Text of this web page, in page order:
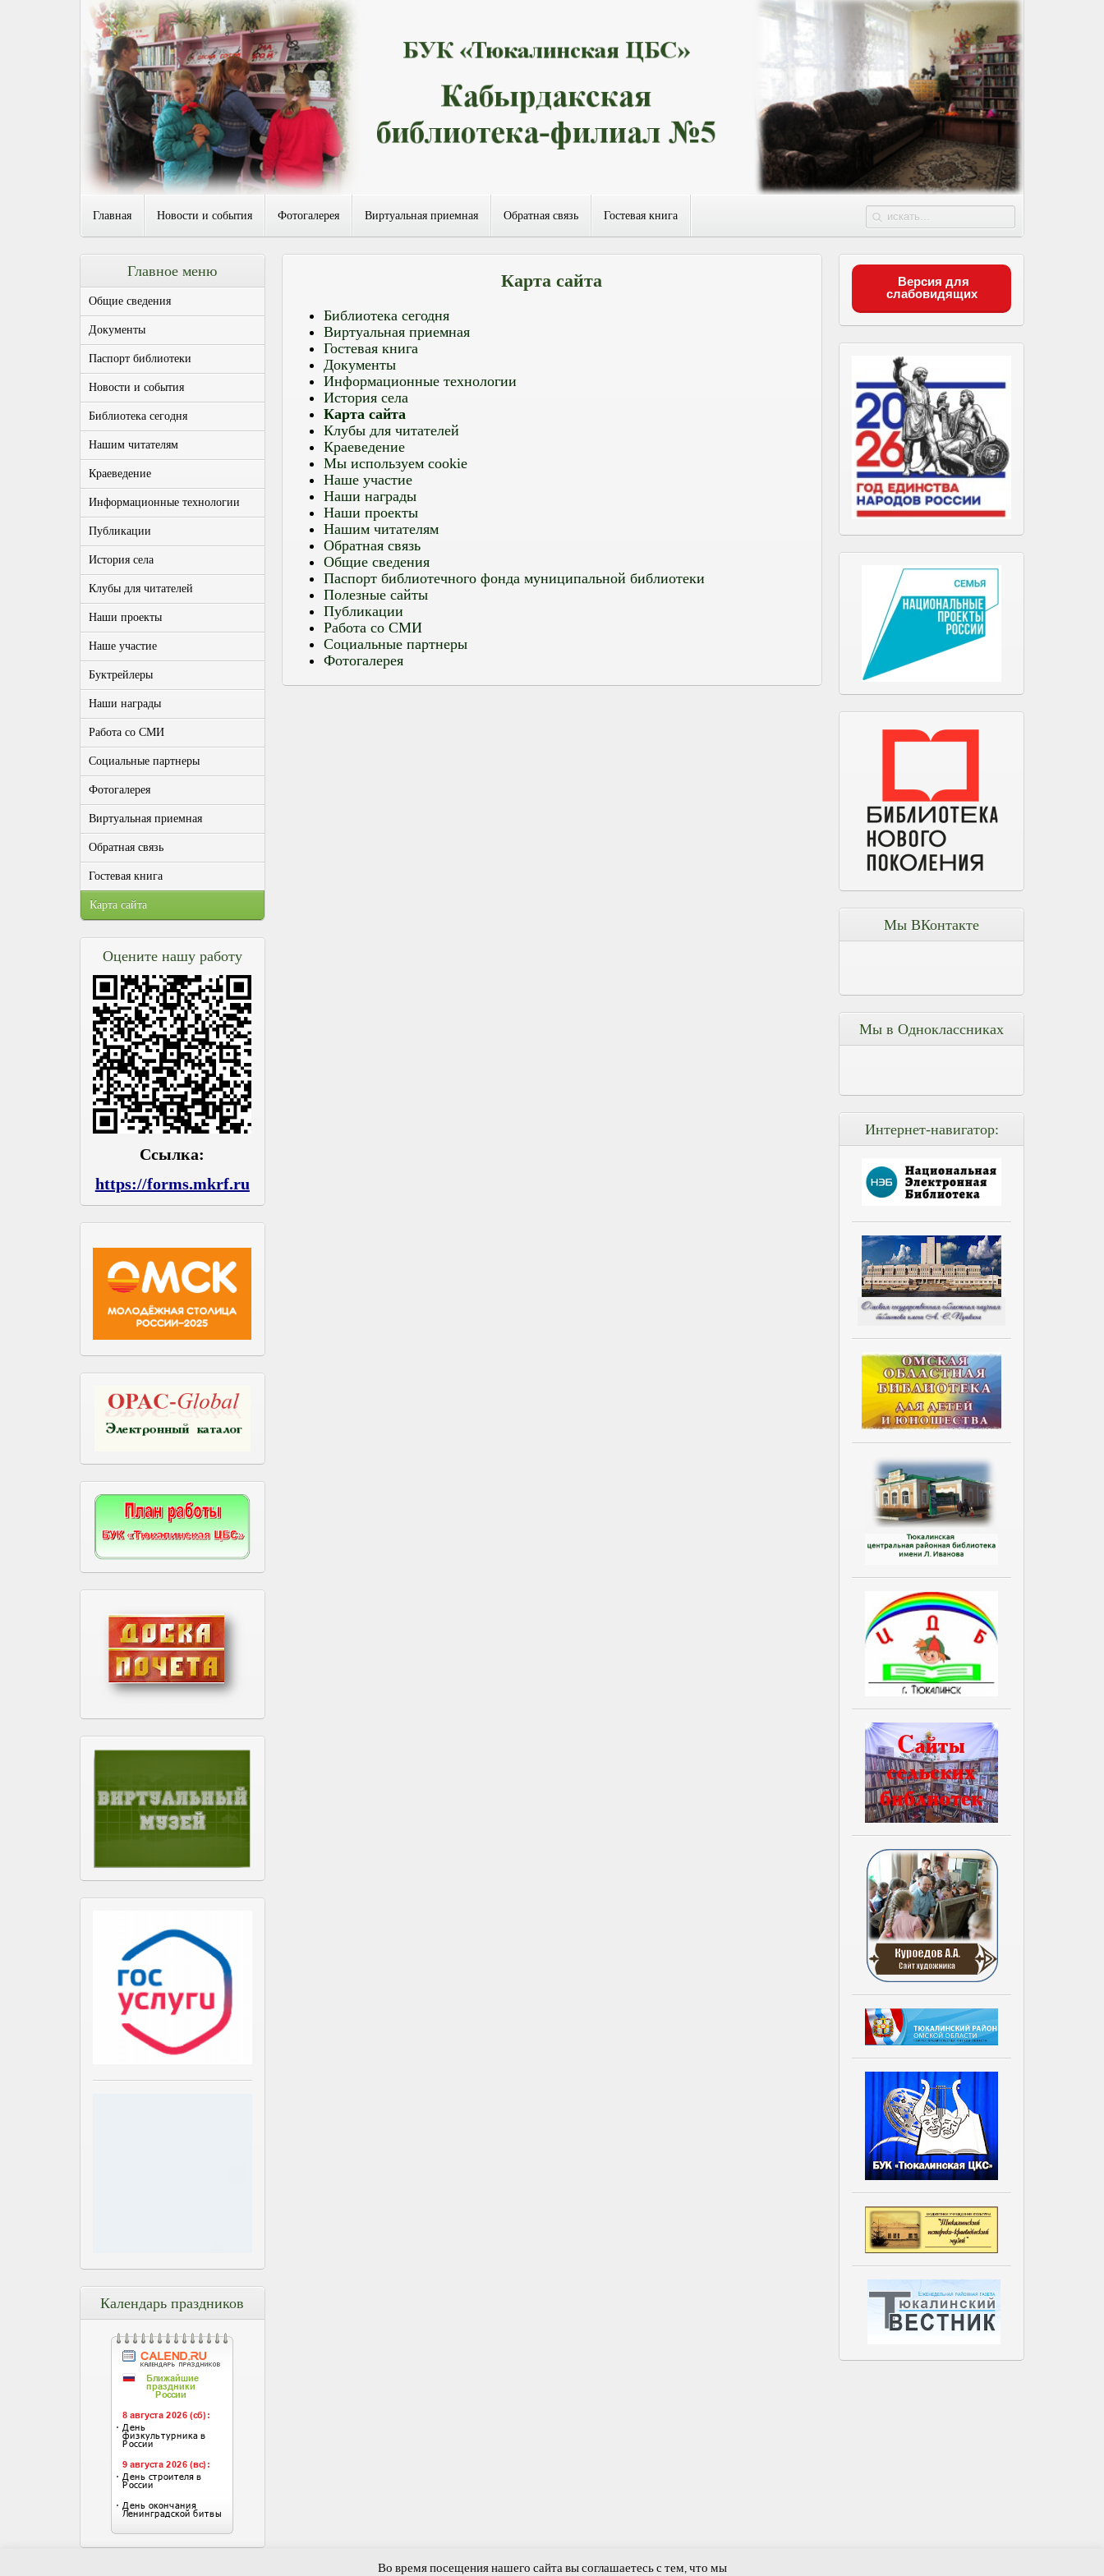
Главная Новости и события Фотогалерея Виртуальная приемная Обратная связь Гостевая книга
Карта сайта
Библиотека сегодня
Виртуальная приемная
Гостевая книга
Документы
Информационные технологии
История села
Карта сайта
Клубы для читателей
Краеведение
Мы используем cookie
Наше участие
Наши награды
Наши проекты
Нашим читателям
Обратная связь
Общие сведения
Паспорт библиотечного фонда муниципальной библиотеки
Полезные сайты
Публикации
Работа со СМИ
Социальные партнеры
Фотогалерея
Главное меню
Общие сведения
Документы
Паспорт библиотеки
Новости и события
Библиотека сегодня
Нашим читателям
Краеведение
Информационные технологии
Публикации
История села
Клубы для читателей
Наши проекты
Наше участие
Буктрейлеры
Наши награды
Работа со СМИ
Социальные партнеры
Фотогалерея
Виртуальная приемная
Обратная связь
Гостевая книга
Карта сайта
Оцените нашу работу
Ссылка:
https://forms.mkrf.ru
Календарь праздников
Версия для
слабовидящих
Мы ВКонтакте
Мы в Одноклассниках
Интернет-навигатор:
Во время посещения нашего сайта вы соглашаетесь с тем, что мы